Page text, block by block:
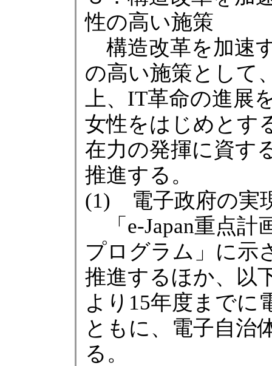
性の高い施策
構造改革を加速
の高い施策として
上、IT革命の進展
女性をはじめとす
在力の発揮に資す
推進する。
(1) 電子政府の実
「e-Japan重点計
プログラム」に示
推進するほか、以
より15年度までに
ともに、電子自治
る。